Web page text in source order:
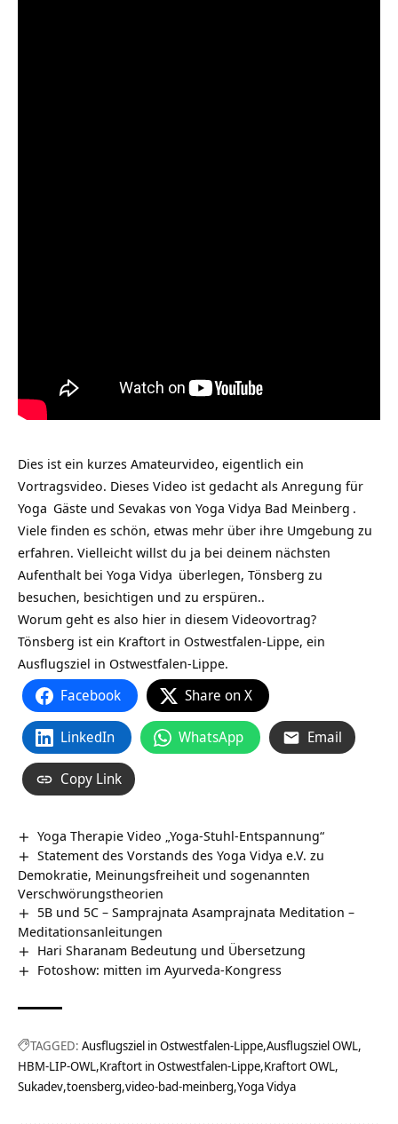
Dies ist ein kurzes Amateurvideo, eigentlich ein
Vortragsvideo. Dieses Video ist gedacht als Anregung für
Yoga Gäste und Sevakas von Yoga Vidya Bad Meinberg .
Viele finden es schön, etwas mehr über ihre Umgebung zu
erfahren. Vielleicht willst du ja bei deinem nächsten
Aufenthalt bei Yoga Vidya überlegen, Tönsberg‏‎ zu
besuchen, besichtigen und zu erspüren..
Worum geht es also hier in diesem Videovortrag?
Tönsberg‏‎ ist ein Kraftort in Ostwestfalen-Lippe, ein
Ausflugsziel in Ostwestfalen-Lippe.
Facebook Share on X
LinkedIn WhatsApp Email
Copy Link
Yoga Therapie Video „Yoga-Stuhl-Entspannung“
Statement des Vorstands des Yoga Vidya e.V. zu
Demokratie, Meinungsfreiheit und sogenannten
Verschwörungstheorien
5B und 5C – Samprajnata Asamprajnata Meditation –
Meditationsanleitungen
Hari Sharanam Bedeutung und Übersetzung
Fotoshow: mitten im Ayurveda-Kongress
TAGGED: Ausflugsziel in Ostwestfalen-Lippe Ausflugsziel OWL
HBM-LIP-OWL Kraftort in Ostwestfalen-Lippe Kraftort OWL
Sukadev toensberg video-bad-meinberg Yoga Vidya